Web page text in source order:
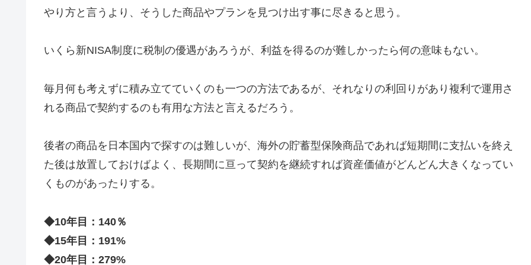
やり方と言うより、そうした商品やプランを見つけ出す事に尽きると思う。
いくら新NISA制度に税制の優遇があろうが、利益を得るのが難しかったら何の意味もない。
毎月何も考えずに積み立てていくのも一つの方法であるが、それなりの利回りがあり複利で運用さ
れる商品で契約するのも有用な方法と言えるだろう。
後者の商品を日本国内で探すのは難しいが、海外の貯蓄型保険商品であれば短期間に支払いを終え
た後は放置しておけばよく、長期間に亘って契約を継続すれば資産価値がどんどん大きくなってい
くものがあったりする。
◆10年目：140％
◆15年目：191%
◆20年目：279%